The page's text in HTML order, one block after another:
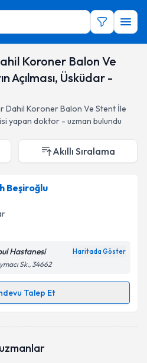
Koroner Balon Ve
Açılması, Üsküdar -
Dahil Koroner Balon Ve Stent İle
yapan doktor - uzman bulundu
Akıllı Sıralama
Beşiroğlu
Hastanesi Haritada Göster
Sk., 34662
Talep Et
Talebi
randevu almanız için bir